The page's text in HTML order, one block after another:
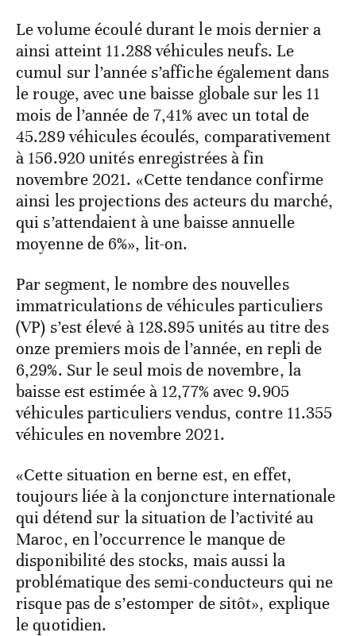
Le volume écoulé durant le mois dernier a
ainsi atteint 11.288 véhicules neufs. Le
cumul sur l’année s’affiche également dans
le rouge, avec une baisse globale sur les 11
mois de l’année de 7,41% avec un total de
45.289 véhicules écoulés, comparativement
à 156.920 unités enregistrées à fin
novembre 2021. «Cette tendance confirme
ainsi les projections des acteurs du marché,
qui s’attendaient à une baisse annuelle
moyenne de 6%», lit-on.
Par segment, le nombre des nouvelles
immatriculations de véhicules particuliers
(VP) s’est élevé à 128.895 unités au titre des
onze premiers mois de l’année, en repli de
6,29%. Sur le seul mois de novembre, la
baisse est estimée à 12,77% avec 9.905
véhicules particuliers vendus, contre 11.355
véhicules en novembre 2021.
«Cette situation en berne est, en effet,
toujours liée à la conjoncture internationale
qui détend sur la situation de l’activité au
Maroc, en l’occurrence le manque de
disponibilité des stocks, mais aussi la
problématique des semi-conducteurs qui ne
risque pas de s’estomper de sitôt», explique
le quotidien.